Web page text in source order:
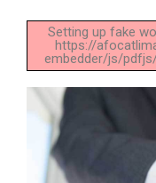
Setting up fake
https://
embedder/js/pdfjs/